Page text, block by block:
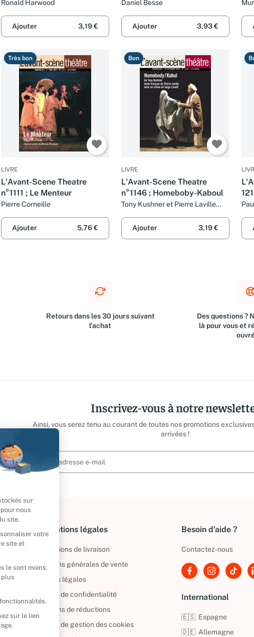
Ronald Harwood
Ajouter 3,19 €
Daniel Besse
Ajouter 3,93 €
Très bon
LIVRE
L'Avant-Scene Theatre
n°1111 ; Le Menteur
Pierre Corneille
Ajouter 5,76 €
Bon
LIVRE
L'Avant-Scene Theatre
n°1146 ; Homeboby-Kaboul
Tony Kushner et Pierre Laville
Ajouter
3,19 €
Retours dans les 30 jours suivant
l'achat
Des questions ?
là pour vous et
Inscrivez-vous à notre
Ainsi, vous serez tenu au courant de toutes nos promotions
arrivées !
Informations légales
Informations de livraison
Conditions générales de vente
Mentions légales
Politique de confidentialité
Conditions de réductions
Politique de gestion des cookies
Besoin d'aide ?
Contactez-nous
International
🇪🇸 Espagne
🇩🇪 Allemagne